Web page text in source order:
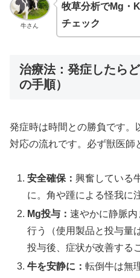
牛さん
牧草分析でMg・
チェック
治療法：発症したら
の手順）
発症時は時間との勝負です。
対応の流れです。必ず獣医師
安全確保：興奮している
に。角や踵による怪我に
Mg投与：速やかに静脈
行う（使用製品と投与量
投与後、症状が改善する
牛を安静に：転倒牛は無